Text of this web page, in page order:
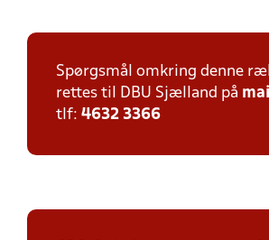
Spørgsmål omkring denne
rettes til DBU Sjælland på mail
tlf: 4632 3366